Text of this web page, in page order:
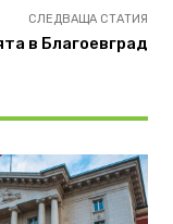
СЛЕДВАЩА СТАТИЯ
в Благоевград